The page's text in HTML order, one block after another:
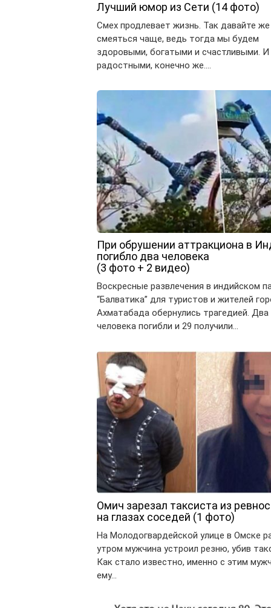
Лучший юмор из Сети (14 фото)
Смех продлевает жизнь. Так давайте же
смеяться чаще, ведь тогда мы будем
здоровыми, богатыми и счастливыми. И
радостными, конечно же….
При обрушении аттракциона в
погибло два человека
(3 фото + 2 видео)
Воскресные развлечения в индийском
“Балватика” для туристов и жителей
Ахматабада обернулись трагедией. Два
человека погибли и 29 получили…
Омич зарезал таксиста из
на глазах соседей (1 фото)
На Молодогвардейской улице в Омске
утром мужчина устроил резню, убив
Как стало известно, именно с этим
ему…